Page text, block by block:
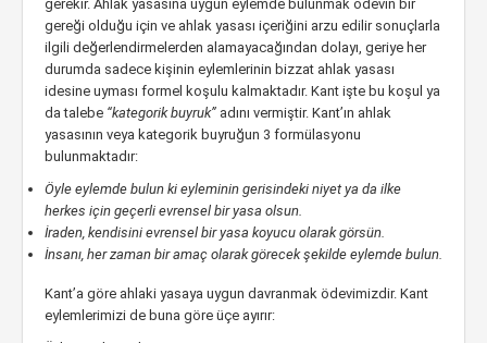
gerekir. Ahlak yasasına uygun eylemde bulunmak ödevin bir
gereği olduğu için ve ahlak yasası içeriğini arzu edilir sonuçlarla
ilgili değerlendirmelerden alamayacağından dolayı, geriye her
durumda sadece kişinin eylemlerinin bizzat ahlak yasası
idesine uyması formel koşulu kalmaktadır. Kant işte bu koşul ya
da talebe “kategorik buyruk” adını vermiştir. Kant’ın ahlak
yasasının veya kategorik buyruğun 3 formülasyonu
bulunmaktadır:
Öyle eylemde bulun ki eyleminin gerisindeki niyet ya da ilke
herkes için geçerli evrensel bir yasa olsun.
İraden, kendisini evrensel bir yasa koyucu olarak görsün.
İnsanı, her zaman bir amaç olarak görecek şekilde eylemde bulun.
Kant’a göre ahlaki yasaya uygun davranmak ödevimizdir. Kant
eylemlerimizi de buna göre üçe ayırır: